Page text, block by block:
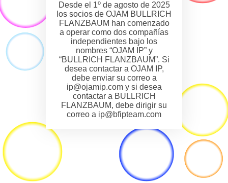
Desde el 1º de agosto de 2025
los socios de OJAM BULLRICH
FLANZBAUM han comenzado
a operar como dos compañías
independientes bajo los
nombres “OJAM IP” y
“BULLRICH FLANZBAUM”. Si
desea contactar a OJAM IP,
debe enviar su correo a
ip@ojamip.com y si desea
contactar a BULLRICH
FLANZBAUM, debe dirigir su
correo a ip@bfipteam.com